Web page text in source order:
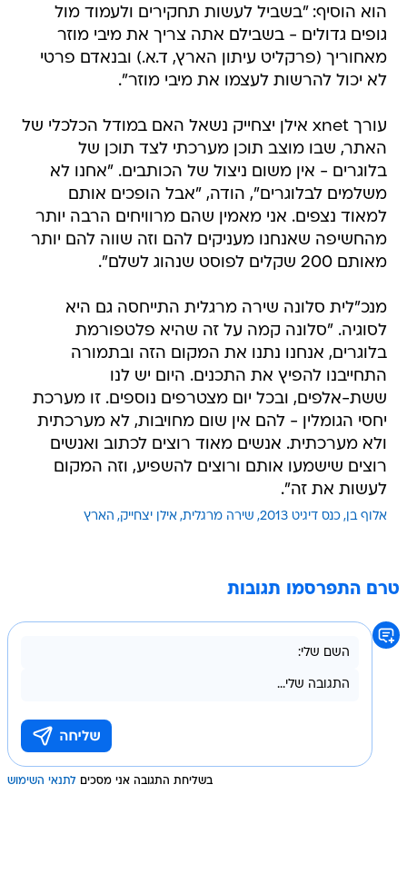
הוא הוסיף: "בשביל לעשות תחקירים ולעמוד מול
גופים גדולים - בשבילם אתה צריך את מיבי מוזר
מאחוריך (פרקליט עיתון הארץ, ד.א.) ובנאדם פרטי
לא יכול להרשות לעצמו את מיבי מוזר".
עורך xnet אילן יצחייק נשאל האם במודל הכלכלי של
האתר, שבו מוצב תוכן מערכתי לצד תוכן של
בלוגרים - אין משום ניצול של הכותבים. "אחנו לא
משלמים לבלוגרים", הודה, "אבל הופכים אותם
למאוד נצפים. אני מאמין שהם מרוויחים הרבה יותר
מהחשיפה שאנחנו מעניקים להם וזה שווה להם יותר
מאותם 200 שקלים לפוסט שנהוג לשלם".
מנכ"לית סלונה שירה מרגלית התייחסה גם היא
לסוגיה. "סלונה קמה על זה שהיא פלטפורמת
בלוגרים, אנחנו נתנו את המקום הזה ובתמורה
התחייבנו להפיץ את התכנים. היום יש לנו
ששת-אלפים, ובכל יום מצטרפים נוספים. זו מערכת
יחסי הגומלין - להם אין שום מחויבות, לא מערכתית
ולא מערכתית. אנשים מאוד רוצים לכתוב ואנשים
רוצים שישמעו אותם ורוצים להשפיע, וזה המקום
לעשות את זה".
אלוף בן כנס דיגיט 2013 שירה מרגלית אילן יצחייק הארץ
טרם התפרסמו תגובות
בשליחת התגובה אני מסכים לתנאי השימוש